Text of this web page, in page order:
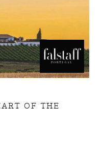
OF THE